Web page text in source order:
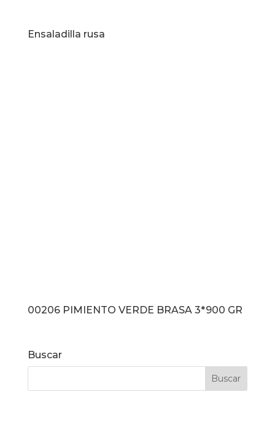
Ensaladilla rusa
00206 PIMIENTO VERDE BRASA 3*900 GR
Buscar